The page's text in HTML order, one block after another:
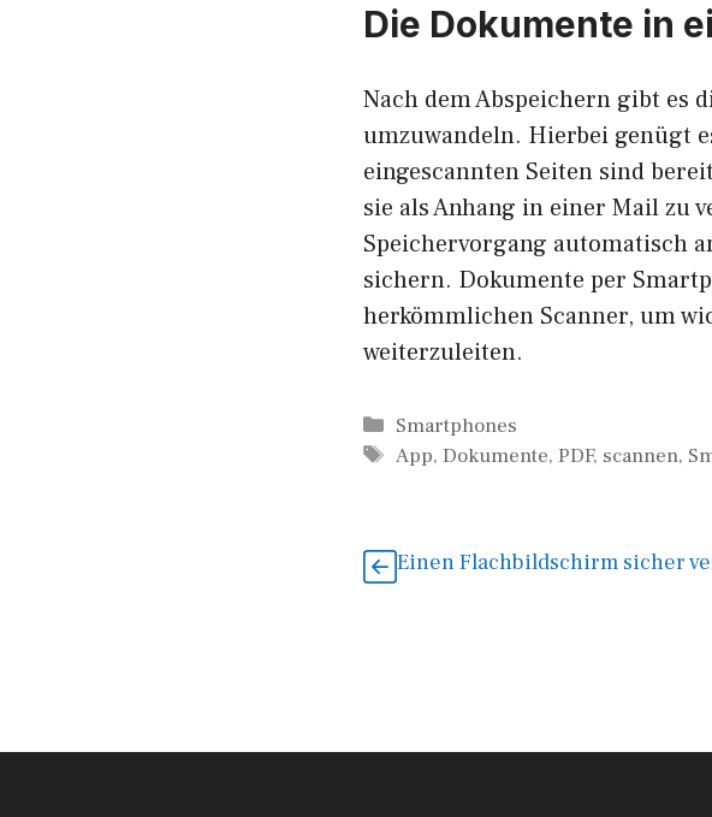
Die Dokumente in
Nach dem Abspeichern gibt es
umzuwandeln. Hierbei genügt
eingescannten Seiten sind
sie als Anhang in einer Mail zu
Speichervorgang automatisch
sichern. Dokumente per
herkömmlichen Scanner, um
weiterzuleiten.
Kategorien
Smartphones
Schlagwörter
App,Dokumente,PDF, scannen,
Einen Flachbildschirm sicher